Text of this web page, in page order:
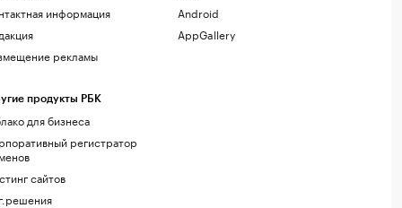
информация
рекламы
продукты РБК
для бизнеса
регистратор
сайтов
Android
AppGallery